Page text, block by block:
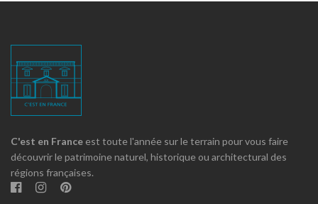
C'est en France est toute l'année sur le terrain pour vous faire
découvrir le patrimoine naturel, historique ou architectural des
régions françaises.